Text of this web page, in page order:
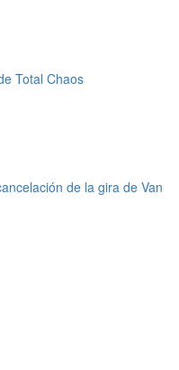
Total Chaos
de la gira de Van